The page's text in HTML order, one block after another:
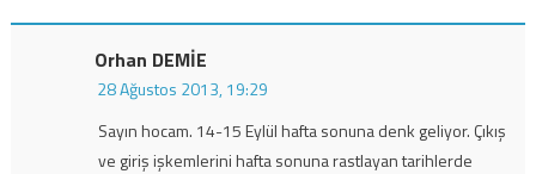
Orhan DEMİE
28 Ağustos 2013, 19:29
Sayın hocam. 14-15 Eylül hafta sonuna denk geliyor. Çıkış
ve giriş işkemlerini hafta sonuna rastlayan tarihlerde